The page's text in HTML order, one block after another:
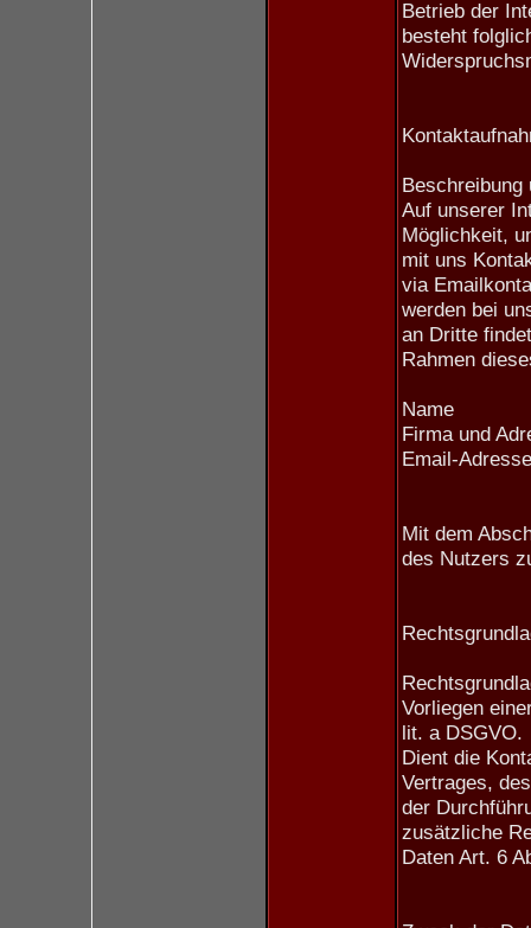
Betrieb der
besteht
Beschreibung
Auf unserer
Möglichkeit,
mit uns
via
werden bei
an Dritte
Rahmen
Name
Firma und
Email-Adresse
Mit dem
des Nutzers
Vorliegen
lit. a DSGVO.
Dient die
Vertrages,
der
zusätzliche
Daten Art. 6